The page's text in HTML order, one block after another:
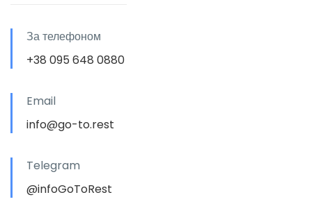
За телефоном
+38 095 648 0880
Email
info@go-to.rest
Telegram
@infoGoToRest